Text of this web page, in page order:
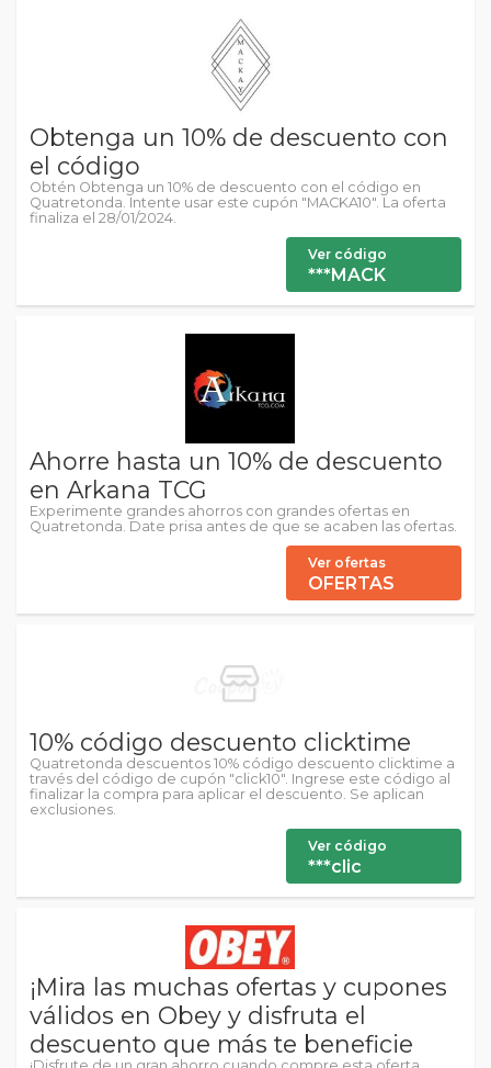
Obtenga un 10% de descuento con
el código
Obtén Obtenga un 10% de descuento con el código en
Quatretonda. Intente usar este cupón "MACKA10". La oferta
finaliza el 28/01/2024.
Ver código
***MACK
Ahorre hasta un 10% de descuento
en Arkana TCG
Experimente grandes ahorros con grandes ofertas en
Quatretonda. Date prisa antes de que se acaben las ofertas.
Ver ofertas
OFERTAS
10% código descuento clicktime
Quatretonda descuentos 10% código descuento clicktime a
través del código de cupón "click10". Ingrese este código al
finalizar la compra para aplicar el descuento. Se aplican
exclusiones.
Ver código
***clic
¡Mira las muchas ofertas y cupones
válidos en Obey y disfruta el
descuento que más te beneficie